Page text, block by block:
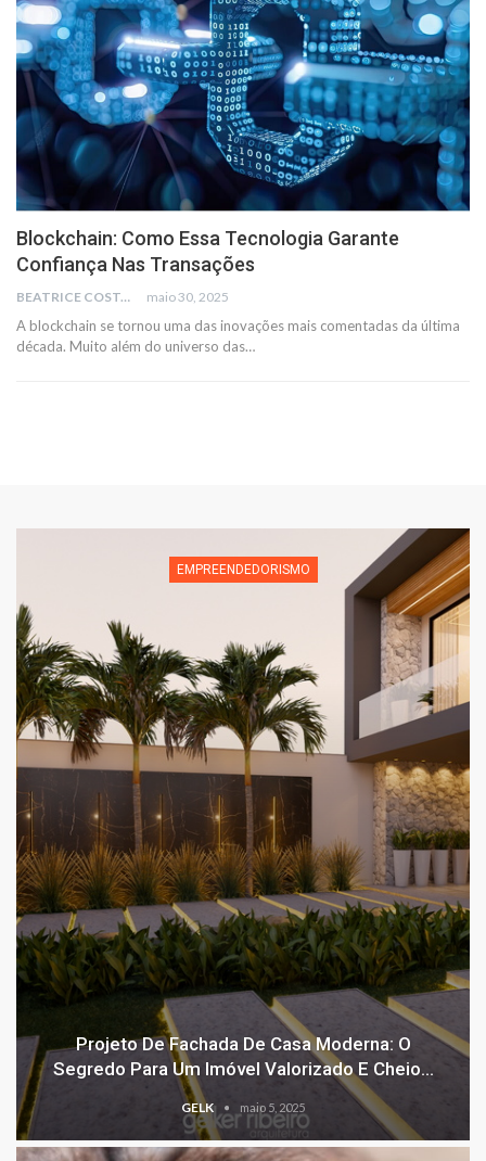
Blockchain: Como Essa Tecnologia Garante
Confiança Nas Transações
BEATRICE COSTA maio 30, 2025
A blockchain se tornou uma das inovações mais comentadas da última
década. Muito além do universo das…
EMPREENDEDORISMO
Projeto De Fachada De Casa Moderna: O
Segredo Para Um Imóvel Valorizado E Cheio…
GELK maio 5, 2025